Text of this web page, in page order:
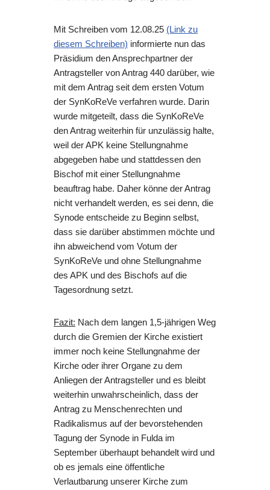
Mit Schreiben vom 12.08.25 (Link zu
diesem Schreiben) informierte nun das
Präsidium den Ansprechpartner der
Antragsteller von Antrag 440 darüber, wie
mit dem Antrag seit dem ersten Votum
der SynKoReVe verfahren wurde. Darin
wurde mitgeteilt, dass die SynKoReVe
den Antrag weiterhin für unzulässig halte,
weil der APK keine Stellungnahme
abgegeben habe und stattdessen den
Bischof mit einer Stellungnahme
beauftrag habe. Daher könne der Antrag
nicht verhandelt werden, es sei denn, die
Synode entscheide zu Beginn selbst,
dass sie darüber abstimmen möchte und
ihn abweichend vom Votum der
SynKoReVe und ohne Stellungnahme
des APK und des Bischofs auf die
Tagesordnung setzt.
Fazit: Nach dem langen 1,5-jährigen Weg
durch die Gremien der Kirche existiert
immer noch keine Stellungnahme der
Kirche oder ihrer Organe zu dem
Anliegen der Antragsteller und es bleibt
weiterhin unwahrscheinlich, dass der
Antrag zu Menschenrechten und
Radikalismus auf der bevorstehenden
Tagung der Synode in Fulda im
September überhaupt behandelt wird und
ob es jemals eine öffentliche
Verlautbarung unserer Kirche zum